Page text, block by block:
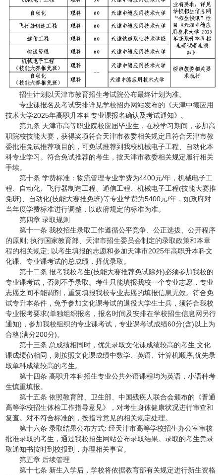
招生计划以天津市教育招生考试院公布最终计划为准。
专业课报名及考试安排详见学校招办网站发布的《天津中德应用
技术大学2025年高职升本科专业课报名确认及考试通知》。
第九条 天津市高等职业院校应届毕业生，在校学习期间，参加高
职院校技能大赛，获得奖项符合天津市教委相关规定且符合天津市教
委批准免试推荐项目的，可免试推荐到我校机械电子工程、自动化本
科专业学习。符合免试推荐的考生，按天津市教委相关规定履行相关
手续。
第十条 学费标准：物流管理专业学费为4400元/年，机械电子工
程、自动化、飞行器制造工程、通信工程、机械电子工程(技能大赛推
免班)、自动化(技能大赛推免班)等专业学费为5400元/年，如政府对
当年度学费标准进行调整，以政府规定的标准为准。
第四章 录取规则
第十一条 我校招生录取工作遵循公平竞争、公正选拔、公开程序
的原则; 执行国家教育部、天津市招生委员会制定的录取政策和本章
程的相关规定; 以考生填报的志愿和参加天津市2025年高职升本科文
化课、专业课考试的总成绩，择优录取。
第十二条 报考我校考生(技能大赛推荐免试除外)必须参加我校的
专业课考试，否则不予录取。考生只能填报我校一个专业志愿，专业
志愿之间不能调剂，重复填报我校专业志愿的填报信息无效。符合免
试专升本条件，免予参加文化课考试的退役大学生士兵，须符合我校
专业报考要求(单独组织报名，报名时间及安排在学校招生信息网另行
通知)，参加我校组织的专业课考试，专业课考试成绩60分(含)以上为
合格(满分200分)。
第十三条 总成绩相同时，优先录取文化课成绩较高的考生;文化
课成绩仍相同，则按照文化课成绩中数学、英语、计算机顺序,优先录
取单科成绩较高的考生。
第十四条 高职升本科招生专业公共外语课程均为英语，小语种考
生慎重填报。
第十五条 依照教育部、卫生部、中国残疾人联合会颁布的《普通
高等学校招生体检工作指导意见》，对考生身体健康状况进行审查和
复查。对不符合标准的，按指导意见的相关规定处理。
第十六条 录取结果公布方式: 经天津市高等学校招生办公室审核
批准录取的考生，通过我校招生网站公布录取结果。录取的考生凭录
取通知书按时到校报到，办理相关事宜。
第五章 后续管理
第十七条 新生入学后，学校将依据教育部有关规定进行新生资格